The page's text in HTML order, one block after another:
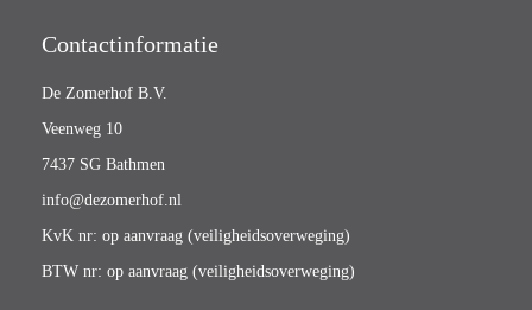
Contactinformatie
De Zomerhof B.V.
Veenweg 10
7437 SG Bathmen
info@dezomerhof.nl
KvK nr: op aanvraag (veiligheidsoverweging)
BTW nr: op aanvraag (veiligheidsoverweging)